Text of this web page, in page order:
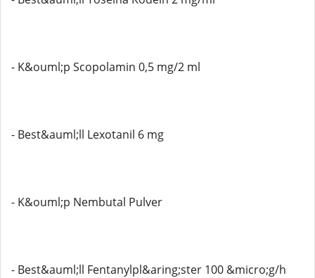
- K&ouml;p Scopolamin 0,5 mg/2 ml
- Best&auml;ll Lexotanil 6 mg
- K&ouml;p Nembutal Pulver
- Best&auml;ll Fentanylpl&aring;ster 100 &micro;g/h